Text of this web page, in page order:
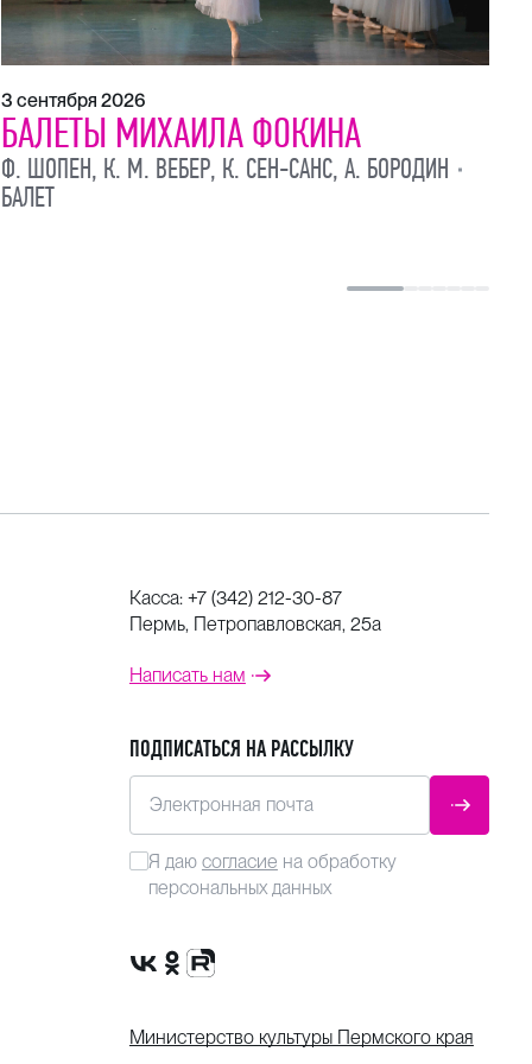
3 сентября 2026
БАЛЕТЫ МИХАИЛА ФОКИНА
Ф. ШОПЕН, К. М. ВЕБЕР, К. СЕН-САНС, А. БОРОДИН
БАЛЕТ
Касса: +7 (342) 212-30-87
Пермь, Петропавловская, 25а
Написать нам
ПОДПИСАТЬСЯ НА РАССЫЛКУ
Электронная почта
Я даю согласие на обработку
персональных данных
Министерство культуры Пермского края